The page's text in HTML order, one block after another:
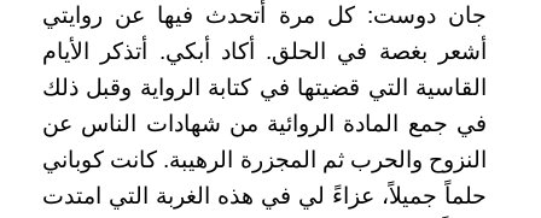
جان دوست: كل مرة أتحدث فيها عن روايتي
أشعر بغصة في الحلق. أكاد أبكي. أتذكر الأيام
القاسية التي قضيتها في كتابة الرواية وقبل ذلك
في جمع المادة الروائية من شهادات الناس عن
النزوح والحرب ثم المجزرة الرهيبة. كانت كوباني
حلماً جميلاً، عزاءً لي في هذه الغربة التي امتدت